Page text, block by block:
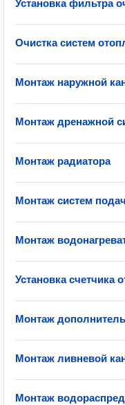
Установка фильтра
Очистка систем
Монтаж наружной
Монтаж дренажной
Монтаж радиатора
Монтаж систем
Монтаж
Установка счетчика
Монтаж
Монтаж ливневой
Монтаж